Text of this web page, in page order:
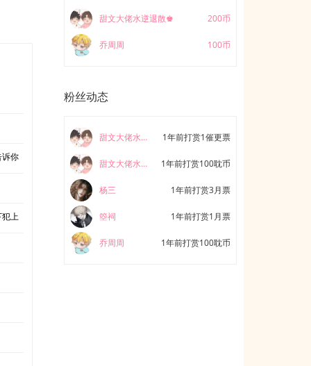
你
上
甜文大佬水逆退散♚ 200币
乔周周 100币
粉丝动态
甜文大佬水逆退散♚ 1年前打赏1催更票
甜文大佬水逆退散♚ 1年前打赏100耽币
杨三 1年前打赏3月票
箜祠 1年前打赏1月票
乔周周 1年前打赏100耽币